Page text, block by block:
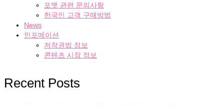
포맷 관련 문의사항
한국인 고객 구매방법
News
인포메이션
저작권법 정보
콘텐츠 시장 정보
Recent Posts